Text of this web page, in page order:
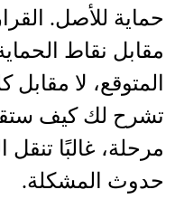
حماية للأصل.
مقابل نقاط
المتوقع، لا
تشرح لك كيف
مرحلة، غالبًا
حدوث المشكلة.